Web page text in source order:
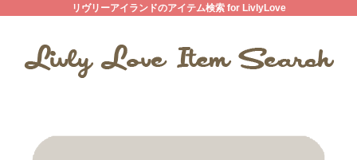
リヴリーアイランドのアイテム検索 for LivlyLove